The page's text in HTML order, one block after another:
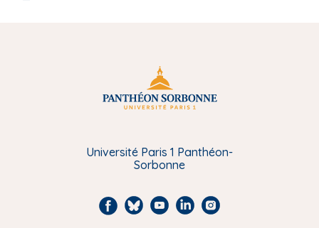
Université Paris 1 Panthéon-
Sorbonne
F
B
Y
L
I